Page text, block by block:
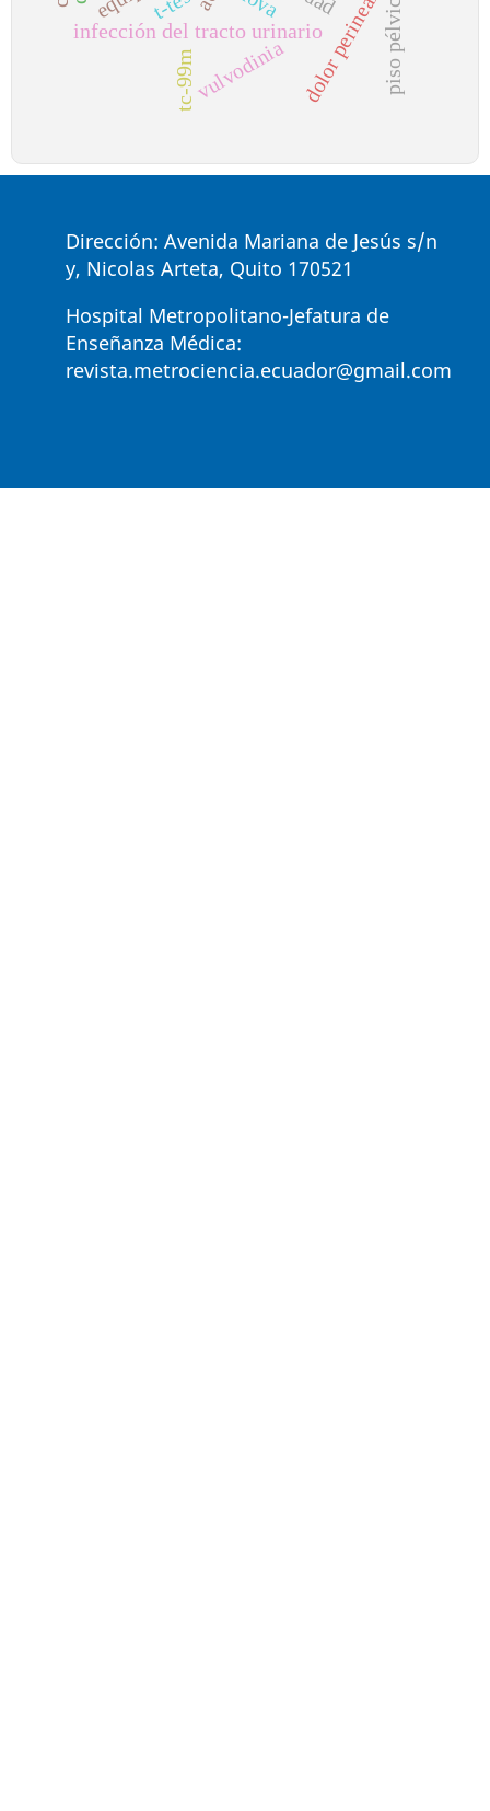
infección del tracto urinariodolor perineal
vulvodinia piso pélvico
tc-99m
Dirección: Avenida Mariana de Jesús s/n
y, Nicolas Arteta, Quito 170521
Hospital Metropolitano-Jefatura de
Enseñanza Médica:
revista.metrociencia.ecuador@gmail.com